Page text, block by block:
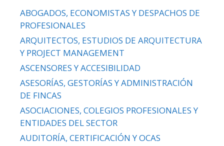
ABOGADOS, ECONOMISTAS Y DESPACHOS DE
PROFESIONALES
ARQUITECTOS, ESTUDIOS DE ARQUITECTURA
Y PROJECT MANAGEMENT
ASCENSORES Y ACCESIBILIDAD
ASESORÍAS, GESTORÍAS Y ADMINISTRACIÓN
DE FINCAS
ASOCIACIONES, COLEGIOS PROFESIONALES Y
ENTIDADES DEL SECTOR
AUDITORÍA, CERTIFICACIÓN Y OCAS